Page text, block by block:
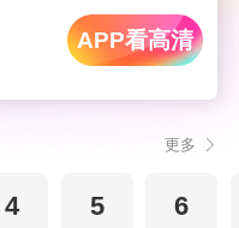
APP看高清
更多
4 5 6